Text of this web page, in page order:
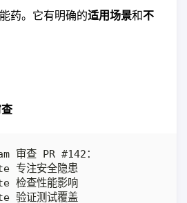
药。它有明确的适用场景和不